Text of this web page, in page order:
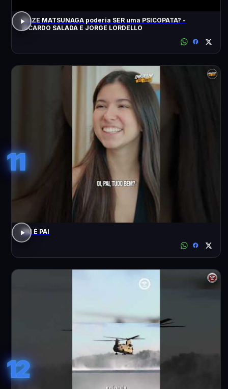
ELIZE MATSUNAGA poderia SER uma PSICOPATA? -
RICARDO SALADA E JORGE LORDELLO
11
PAI É PAI
12